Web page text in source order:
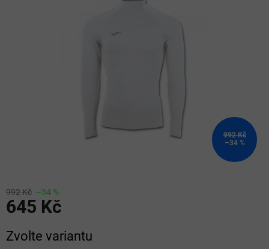
992 Kč
–34 %
992 Kč –34 %
645 Kč
cena:
Zvolte variantu